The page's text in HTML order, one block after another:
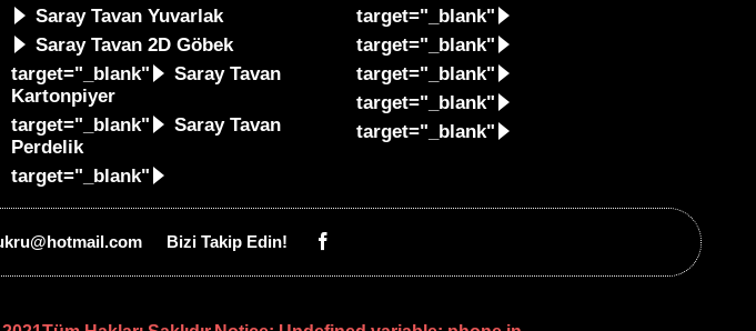
Saray Tavan Yuvarlak
Saray Tavan 2D Göbek
target="_blank"
Saray Tavan
Kartonpiyer
target="_blank"
Saray Tavan
Perdelik
target="_blank"
target="_blank"
target="_blank"
target="_blank"
target="_blank"
target="_blank"
Bizi Takip Edin!